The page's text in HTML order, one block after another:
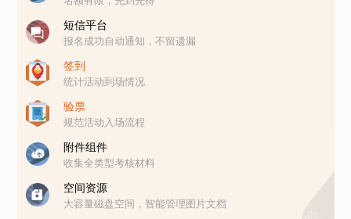
短信平台
报名成功自动通知，不留遗漏
签到
统计活动到场情况
验票
规范活动入场流程
附件组件
收集全类型考核材料
空间资源
大容量磁盘空间，智能管理图片文档